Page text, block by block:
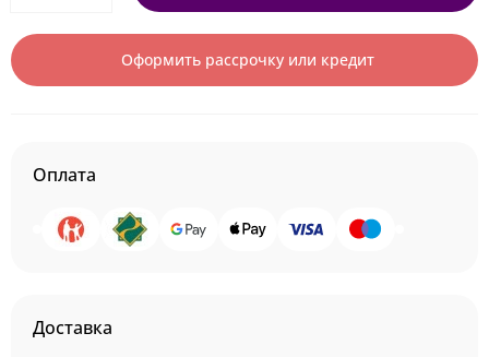
Оформить рассрочку или кредит
Оплата
Доставка